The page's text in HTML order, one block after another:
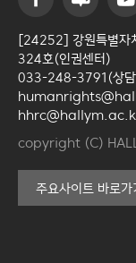
[24252] 강원특별자
324호(인권센터)
033-248-3791(상담
copyright (C)
주요사이트 바로가
커뮤니티교육원